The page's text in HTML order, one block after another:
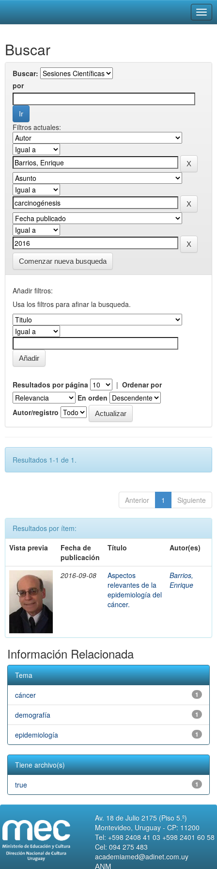
navigation
Buscar
Buscar:
por
Filtros actuales:
Comenzar nueva busqueda
Añadir filtros:
Usa los filtros para afinar la busqueda.
Resultados por página | Ordenar por
En orden
Autor/registro
Resultados 1-1 de 1.
Anterior 1 Siguiente
Resultados por ítem:
Vista previa
Fecha de
publicación
Título Autor(es)
2016-09-08
Aspectos
relevantes de la
epidemiología del
cáncer.
Barrios,
Enrique
Información Relacionada
Tema
1
cáncer
1
demografía
1
epidemiología
Tiene archivo(s)
1
true
Av. 18 de Julio 2175 (Piso 5.º)
Montevideo, Uruguay - CP: 11200
Tel: +598 2408 41 03 +598 2401 60 58
Cel: 094 275 483
academiamed@adinet.com.uy
ANM